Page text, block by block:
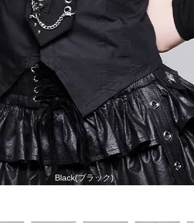
Black(ブラック)